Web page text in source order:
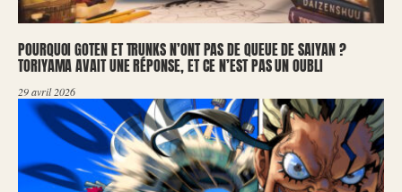
POURQUOI GOTEN ET TRUNKS N’ONT PAS DE QUEUE DE SAIYAN ?
TORIYAMA AVAIT UNE RÉPONSE, ET CE N’EST PAS UN OUBLI
29 avril 2026